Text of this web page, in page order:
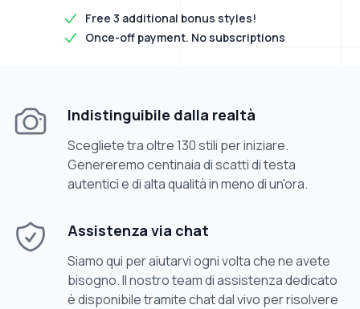
Free 3 additional bonus styles!
Once-off payment. No subscriptions
Indistinguibile dalla realtà
Scegliete tra oltre 130 stili per iniziare.
Genereremo centinaia di scatti di testa
autentici e di alta qualità in meno di un'ora.
Assistenza via chat
Siamo qui per aiutarvi ogni volta che ne avete
bisogno. Il nostro team di assistenza dedicato
è disponibile tramite chat dal vivo per risolvere